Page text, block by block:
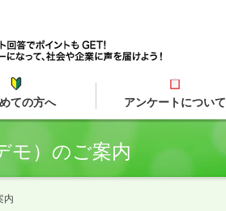
ての方へ アンケートについて
モ）のご案内
内